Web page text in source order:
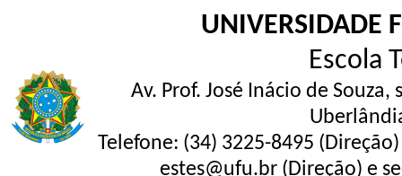
UNIVERSIDADE
Escola
Av. Prof. José Inácio de
Telefone: (34) 3225-8495
estes@ufu.br (Direção) e